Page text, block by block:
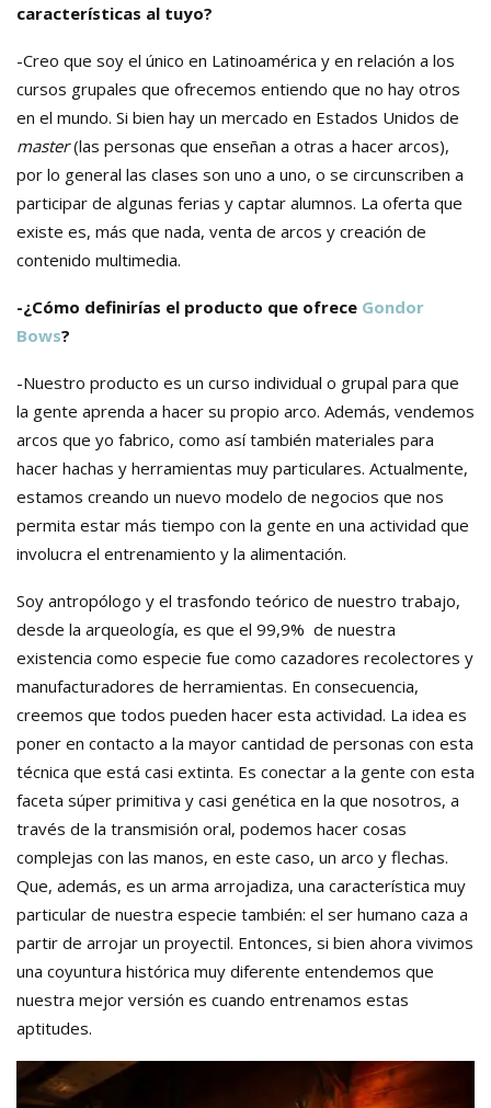
características al tuyo?
-Creo que soy el único en Latinoamérica y en relación a los
cursos grupales que ofrecemos entiendo que no hay otros
en el mundo. Si bien hay un mercado en Estados Unidos de
master(las personas que enseñan a otras a hacer arcos),
por lo general las clases son uno a uno, o se circunscriben a
participar de algunas ferias y captar alumnos. La oferta que
existe es, más que nada, venta de arcos y creación de
contenido multimedia.
-¿Cómo definirías el producto que ofrece Gondor
Bows?
-Nuestro producto es un curso individual o grupal para que
la gente aprenda a hacer su propio arco. Además, vendemos
arcos que yo fabrico, como así también materiales para
hacer hachas y herramientas muy particulares. Actualmente,
estamos creando un nuevo modelo de negocios que nos
permita estar más tiempo con la gente en una actividad que
involucra el entrenamiento y la alimentación.
Soy antropólogo y el trasfondo teórico de nuestro trabajo,
desde la arqueología, es que el 99,9% de nuestra
existencia como especie fue como cazadores recolectores y
manufacturadores de herramientas. En consecuencia,
creemos que todos pueden hacer esta actividad. La idea es
poner en contacto a la mayor cantidad de personas con esta
técnica que está casi extinta. Es conectar a la gente con esta
faceta súper primitiva y casi genética en la que nosotros, a
través de la transmisión oral, podemos hacer cosas
complejas con las manos, en este caso, un arco y flechas.
Que, además, es un arma arrojadiza, una característica muy
particular de nuestra especie también: el ser humano caza a
partir de arrojar un proyectil. Entonces, si bien ahora vivimos
una coyuntura histórica muy diferente entendemos que
nuestra mejor versión es cuando entrenamos estas
aptitudes.